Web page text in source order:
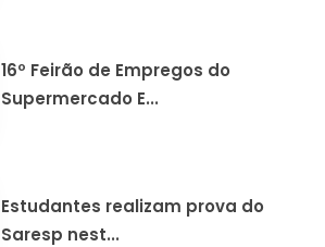
16º Feirão de Empregos do
Supermercado E...
Estudantes realizam prova do
Saresp nest...